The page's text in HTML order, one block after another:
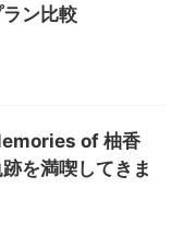
ン比較
of 柚香
を満喫してきま